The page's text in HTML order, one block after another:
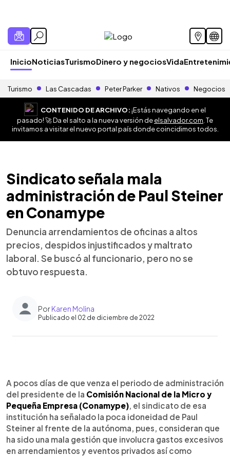
InicioNoticiasTurismoDinero y negociosVida
Turismo Las Cascadas Peter Parker Nativos Negocios
CONTENIDO DE ARCHIVO:¡Estás navegando en el
pasado! 🚀 Da el salto a la nueva versión deelsalvador.com . Te
invitamos a visitar el nuevo portal país donde coincidimos todos.
Sindicato señala mala
administración de Paul Steiner
en Conamype
Denuncia arrendamientos de oficinas a altos
precios, despidos injustificados y maltrato
laboral. Se buscó al funcionario, pero no se
obtuvo respuesta.
PorKaren Molina
Publicado el 02 de diciembre de 2022
Escuchar artículo
A pocos días de que venza el periodo de administración
del presidente de la Comisión Nacional de la Micro y
Pequeña Empresa (Conamype), el sindicato de esa
institución ha señalado la poca idoneidad de Paul
Steiner al frente de la autónoma, pues, consideran que
ha sido una mala gestión que involucra gastos excesivos
en arrendamientos y eventos privados así como